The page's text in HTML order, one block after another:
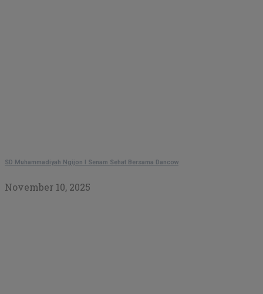
SD Muhammadiyah Ngijon I Senam Sehat Bersama Dancow
November 10, 2025